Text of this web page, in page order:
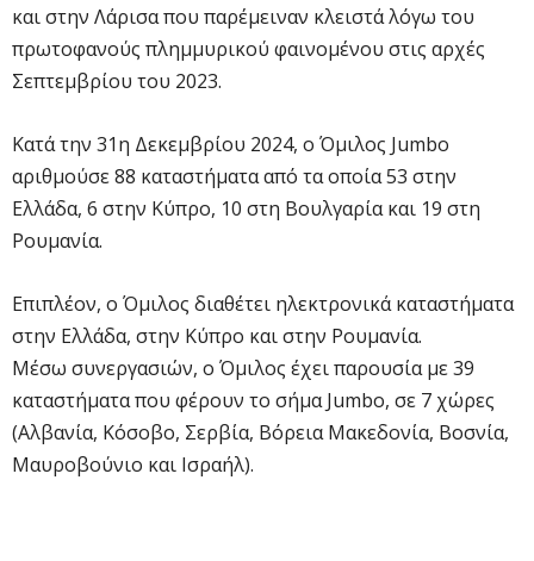
και στην Λάρισα που παρέμειναν κλειστά λόγω του
πρωτοφανούς πλημμυρικού φαινομένου στις αρχές
Σεπτεμβρίου του 2023.
Κατά την 31η Δεκεμβρίου 2024, ο Όμιλος Jumbo
αριθμούσε 88 καταστήματα από τα οποία 53 στην
Ελλάδα, 6 στην Κύπρο, 10 στη Βουλγαρία και 19 στη
Ρουμανία.
Επιπλέον, ο Όμιλος διαθέτει ηλεκτρονικά καταστήματα
στην Ελλάδα, στην Κύπρο και στην Ρουμανία.
Μέσω συνεργασιών, ο Όμιλος έχει παρουσία με 39
καταστήματα που φέρουν το σήμα Jumbo, σε 7 χώρες
(Αλβανία, Κόσοβο, Σερβία, Βόρεια Μακεδονία, Βοσνία,
Μαυροβούνιο και Ισραήλ).